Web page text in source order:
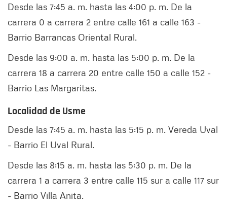
Desde las 7:45 a. m. hasta las 4:00 p. m. De la
carrera 0 a carrera 2 entre calle 161 a calle 163 -
Barrio Barrancas Oriental Rural.
Desde las 9:00 a. m. hasta las 5:00 p. m. De la
carrera 18 a carrera 20 entre calle 150 a calle 152 -
Barrio Las Margaritas.
Localidad de Usme
Desde las 7:45 a. m. hasta las 5:15 p. m. Vereda Uval
- Barrio El Uval Rural.
Desde las 8:15 a. m. hasta las 5:30 p. m. De la
carrera 1 a carrera 3 entre calle 115 sur a calle 117 sur
- Barrio Villa Anita.